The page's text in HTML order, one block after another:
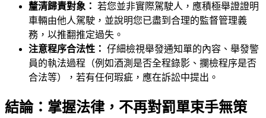
釐清歸責對象： 若您並非實際駕駛人，應積極舉證證明
車輛由他人駕駛，並說明您已盡到合理的監督管理義
務，以推翻推定過失。
注意程序合法性： 仔細檢視舉發通知單的內容、舉發警
員的執法過程（例如酒測是否全程錄影、攔檢程序是否
合法等），若有任何瑕疵，應在訴訟中提出。
結論：掌握法律，不再對罰單束手無策